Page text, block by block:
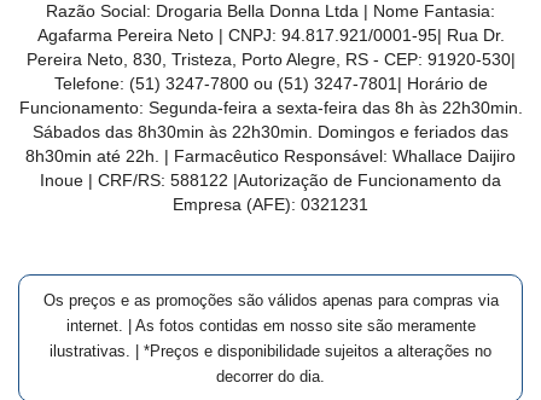
DO
CLIENTE
Razão Social: Drogaria Bella Donna Ltda | Nome Fantasia:
Agafarma Pereira Neto | CNPJ: 94.817.921/0001-95| Rua Dr.
Pereira Neto, 830, Tristeza, Porto Alegre, RS - CEP: 91920-530|
Telefone: (51) 3247-7800 ou (51) 3247-7801 | Horário de
Funcionamento: Segunda-feira a sexta-feira das 8h às 22h30min.
Sábados das 8h30min às 22h30min. Domingos e feriados das
8h30min até 22h. | Farmacêutico Responsável: Whallace Daijiro
Inoue | CRF/RS: 588122 |Autorização de Funcionamento da
Empresa (AFE): 0321231
Os preços e as promoções são válidos apenas para compras via
internet. | As fotos contidas em nosso site são meramente
ilustrativas. | *Preços e disponibilidade sujeitos a alterações no
decorrer do dia.